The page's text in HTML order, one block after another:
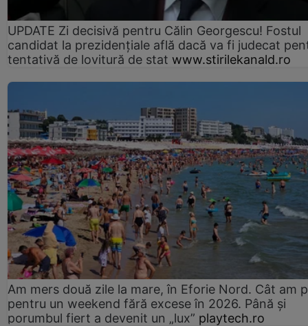
UPDATE Zi decisivă pentru Călin Georgescu! Fostul
candidat la prezidențiale află dacă va fi judecat
tentativă de lovitură de stat www.stirilekanald.ro
Am mers două zile la mare, în Eforie Nord. Cât am
pentru un weekend fără excese în 2026. Până și
porumbul fiert a devenit un „lux” playtech.ro